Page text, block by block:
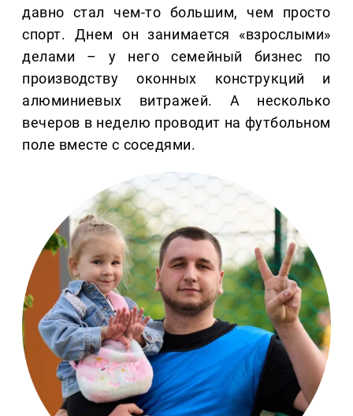
давно стал чем-то большим, чем просто
спорт. Днем он занимается «взрослыми»
делами – у него семейный бизнес по
производству оконных конструкций и
алюминиевых витражей. А несколько
вечеров в неделю проводит на футбольном
поле вместе с соседями.